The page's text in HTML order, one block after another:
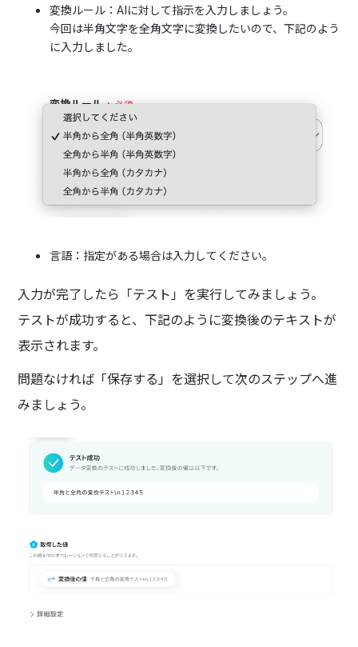
変換ルール：AIに対して指示を入力しましょう。
今回は半角文字を全角文字に変換したいので、下記のよう
に入力しました。
言語：指定がある場合は入力してください。
入力が完了したら「テスト」を実行してみましょう。
テストが成功すると、下記のように変換後のテキストが
表示されます。
問題なければ「保存する」を選択して次のステップへ進
みましょう。